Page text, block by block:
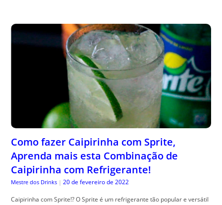
Como fazer Caipirinha com Sprite,
Aprenda mais esta Combinação de
Caipirinha com Refrigerante!
Mestre dos Drinks | 20 de fevereiro de 2022
Caipirinha com Sprite!? O Sprite é um refrigerante tão popular e versátil